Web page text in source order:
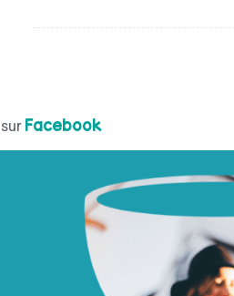
Facebook